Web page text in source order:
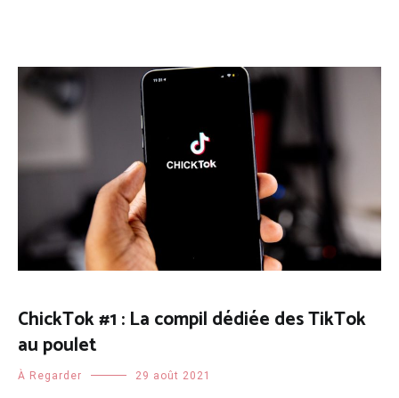
ChickTok #1 : La compil dédiée des TikTok
au poulet
À Regarder 29 août 2021